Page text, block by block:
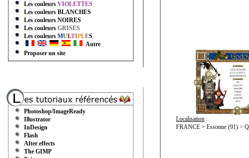
Les couleurs VIOLETTES
Les couleurs BLANCHES
Les couleurs NOIRES
Les couleurs GRISES
Les couleurs MULTIPLES
Autre
Proposer un site
Photoshop/ImageReady
Illustrator
InDesign
Flash
After effects
The GIMP
Localisation :
FRANCE > Essonne (91) >